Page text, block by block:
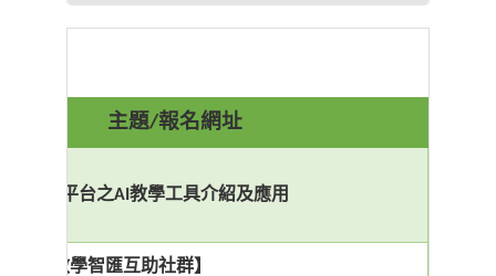
主題/報名網址
酷英平台之AI教學工具介紹及應用
教學智匯互助社群】